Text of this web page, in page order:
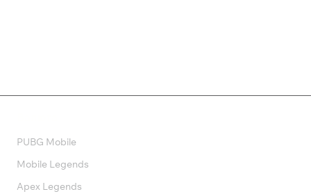
PUBG Mobile
Mobile Legends
Apex Legends